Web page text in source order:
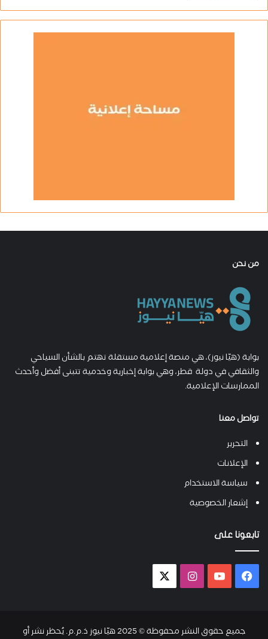
من نحن
بوابة (هيّا نيوز)، هي منصة إعلامية مستقلة تهتم بالشأن السياحي
والثقافي في دولة قطر، وهي بوابة إخبارية وخدمية تتبنى أفضل وأحدث
الممارسات الإعلامية.
تواصل معنا
التحرير
الإعلانات
سياسة الاستخدام
إشعار الخصوصية
تابعونا على
فيسبوك يوتيوب انستقرام
جميع حقوق النشر محفوظة © 2025 هيّا نيوز ذ.م.م. يُحظر نشر أو